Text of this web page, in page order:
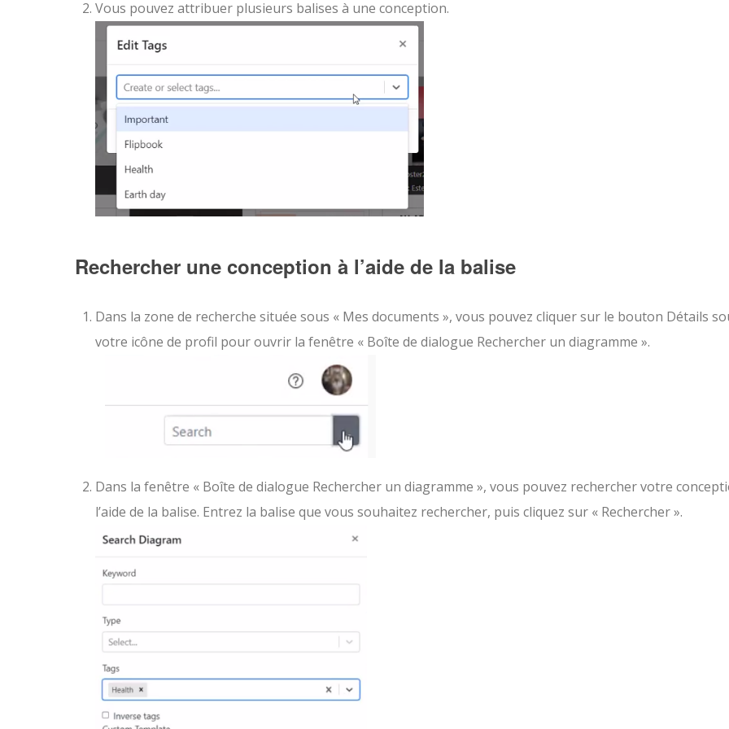
Vous pouvez attribuer plusieurs balises à une conception.
Rechercher une conception à l’aide de la balise
Dans la zone de recherche située sous « Mes documents », vous pouvez cliquer sur le bouton Détails
votre icône de profil pour ouvrir la fenêtre « Boîte de dialogue Rechercher un diagramme ».
Dans la fenêtre « Boîte de dialogue Rechercher un diagramme », vous pouvez rechercher votre
l’aide de la balise. Entrez la balise que vous souhaitez rechercher, puis cliquez sur « Rechercher ».